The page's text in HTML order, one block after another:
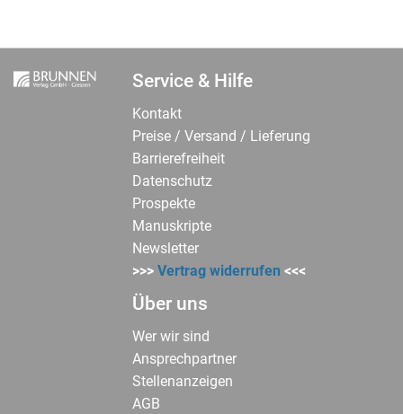
Service & Hilfe
Kontakt
Preise / Versand / Lieferung
Barrierefreiheit
Datenschutz
Prospekte
Manuskripte
Newsletter
>>>Vertrag widerrufen <<<
Über uns
Wer wir sind
Ansprechpartner
Stellenanzeigen
AGB